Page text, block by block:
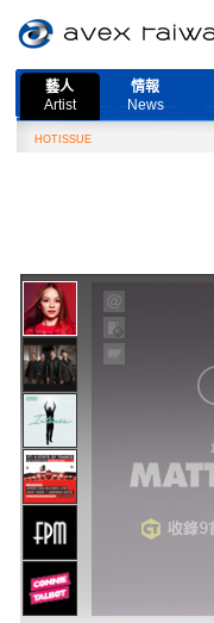
藝人
Artist
情報
News
HOTISSUE